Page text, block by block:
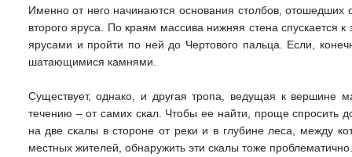
Именно от него начинаются основания столбов,
второго яруса. По краям массива нижняя стена спускается
ярусами и пройти по ней до Чертового пальца. Если,
шатающимися камнями.
Существует, однако, и другая тропа, ведущая к вершине
течению – от самих скал. Чтобы ее найти, проще спросить
на две скалы в стороне от реки и в глубине леса, между
местных жителей, обнаружить эти скалы тоже проблематично.